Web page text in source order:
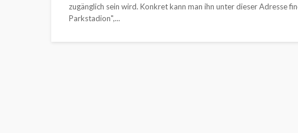
zugänglich sein wird. Konkret kann man ihn unter dieser Adresse
Parkstadion",...